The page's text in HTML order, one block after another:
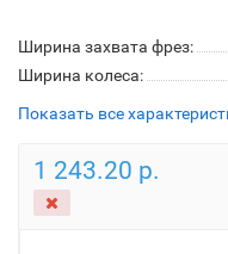
Ширина захвата фрез:
Ширина колеса:
Показать все
1 243.20 р.